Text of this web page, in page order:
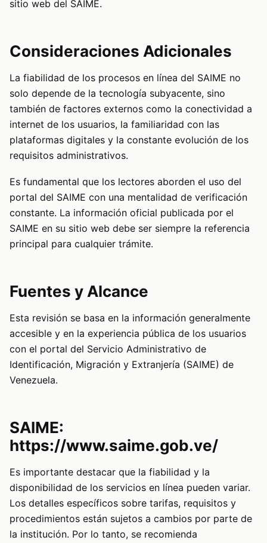
sitio web del SAIME.
Consideraciones Adicionales
La fiabilidad de los procesos en línea del SAIME no
solo depende de la tecnología subyacente, sino
también de factores externos como la conectividad a
internet de los usuarios, la familiaridad con las
plataformas digitales y la constante evolución de los
requisitos administrativos.
Es fundamental que los lectores aborden el uso del
portal del SAIME con una mentalidad de verificación
constante. La información oficial publicada por el
SAIME en su sitio web debe ser siempre la referencia
principal para cualquier trámite.
Fuentes y Alcance
Esta revisión se basa en la información generalmente
accesible y en la experiencia pública de los usuarios
con el portal del Servicio Administrativo de
Identificación, Migración y Extranjería (SAIME) de
Venezuela.
SAIME:
https://www.saime.gob.ve/
Es importante destacar que la fiabilidad y la
disponibilidad de los servicios en línea pueden variar.
Los detalles específicos sobre tarifas, requisitos y
procedimientos están sujetos a cambios por parte de
la institución. Por lo tanto, se recomienda